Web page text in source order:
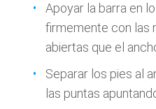
Apoyar la barra en
firmemente con las
abiertas que el
Separar los pies al
las puntas